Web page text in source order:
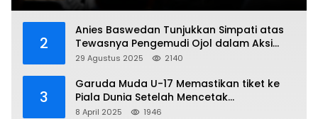
2
Anies Baswedan Tunjukkan Simpati atas
Tewasnya Pengemudi Ojol dalam Aksi
Demo
29 Agustus 2025 2140
3
Garuda Muda U-17 Memastikan tiket ke
Piala Dunia Setelah Mencetak
Kemenangan Gemilang atas Yaman 4-1 di
8 April 2025 1946